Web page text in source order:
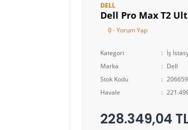
DELL
Dell Pro Max T2
0 - Yorum Yap
Kategori
İş
Marka
Dell
Stok Kodu
Havale
228.349,04